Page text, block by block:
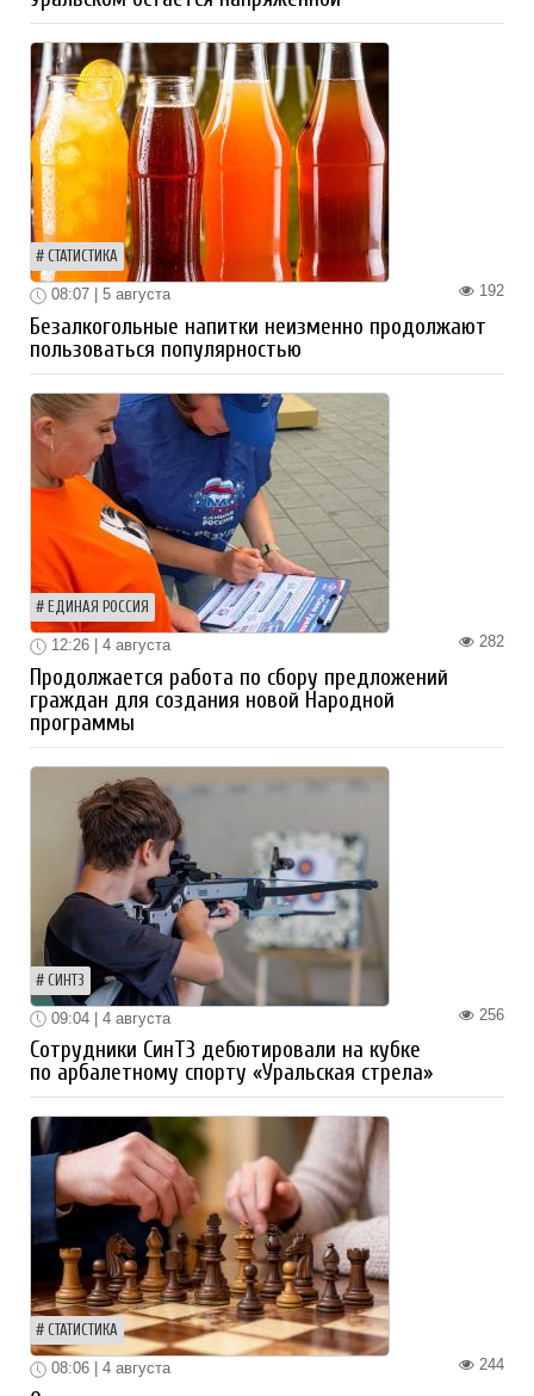
СТАТИСТИКА
192
08:07 | 5 августа
Безалкогольные напитки неизменно продолжают
пользоваться популярностью
ЕДИНАЯ РОССИЯ
282
12:26 | 4 августа
Продолжается работа по сбору предложений
граждан для создания новой Народной
программы
СИНТЗ
256
09:04 | 4 августа
Сотрудники СинТЗ дебютировали на кубке
по арбалетному спорту «Уральская стрела»
СТАТИСТИКА
244
08:06 | 4 августа